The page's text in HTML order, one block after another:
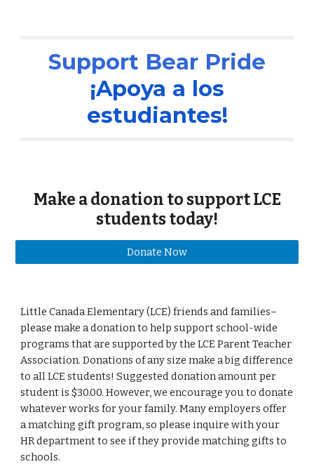
Support Bear Pride
¡Apoya a los
estudiantes!
Make a donation to support LCE
students today!
Donate Now
Little Canada Elementary (LCE) friends and families–
please make a donation to help support school-wide
programs that are supported by the LCE Parent Teacher
Association. Donations of any size make a big difference
to all LCE students! Suggested donation amount per
student is $30.00. However, we encourage you to donate
whatever works for your family. Many employers offer
a matching gift program, so please inquire with your
HR department to see if they provide matching gifts to
schools.